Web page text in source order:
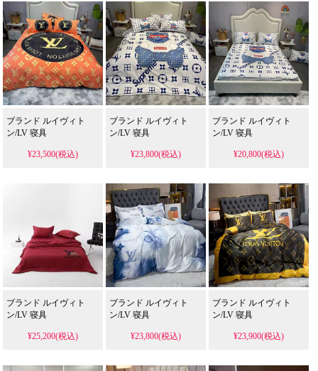
ブランド ルイヴィト
ン/LV 寝具
¥23,500(税込)
ブランド ルイヴィト
ン/LV 寝具
¥23,800(税込)
ブランド ルイヴィト
ン/LV 寝具
¥20,800(税込)
ブランド ルイヴィト
ン/LV 寝具
¥25,200(税込)
ブランド ルイヴィト
ン/LV 寝具
¥23,800(税込)
ブランド ルイヴィト
ン/LV 寝具
¥23,900(税込)